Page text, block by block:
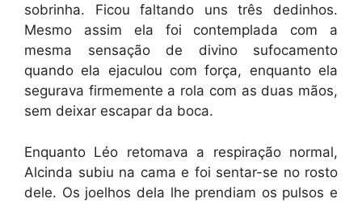
sobrinha. Ficou faltando uns três dedinhos.
Mesmo assim ela foi contemplada com a
mesma sensação de divino sufocamento
quando ela ejaculou com força, enquanto ela
segurava firmemente a rola com as duas mãos,
sem deixar escapar da boca.
Enquanto Léo retomava a respiração normal,
Alcinda subiu na cama e foi sentar-se no rosto
dele. Os joelhos dela lhe prendiam os pulsos e